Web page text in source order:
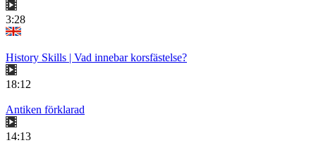
3:28
History Skills | Vad innebar korsfästelse?
18:12
Antiken förklarad
14:13